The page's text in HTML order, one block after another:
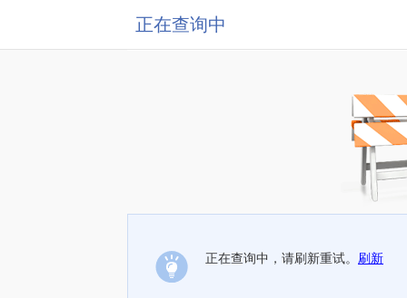
正在查询中
正在查询中，请刷新重试。 刷新